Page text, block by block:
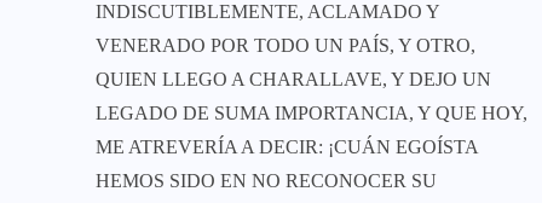
INDISCUTIBLEMENTE, ACLAMADO Y
VENERADO POR TODO UN PAÍS, Y OTRO,
QUIEN LLEGO A CHARALLAVE, Y DEJO UN
LEGADO DE SUMA IMPORTANCIA, Y QUE HOY,
ME ATREVERÍA A DECIR: ¡CUÁN EGOÍSTA
HEMOS SIDO EN NO RECONOCER SU